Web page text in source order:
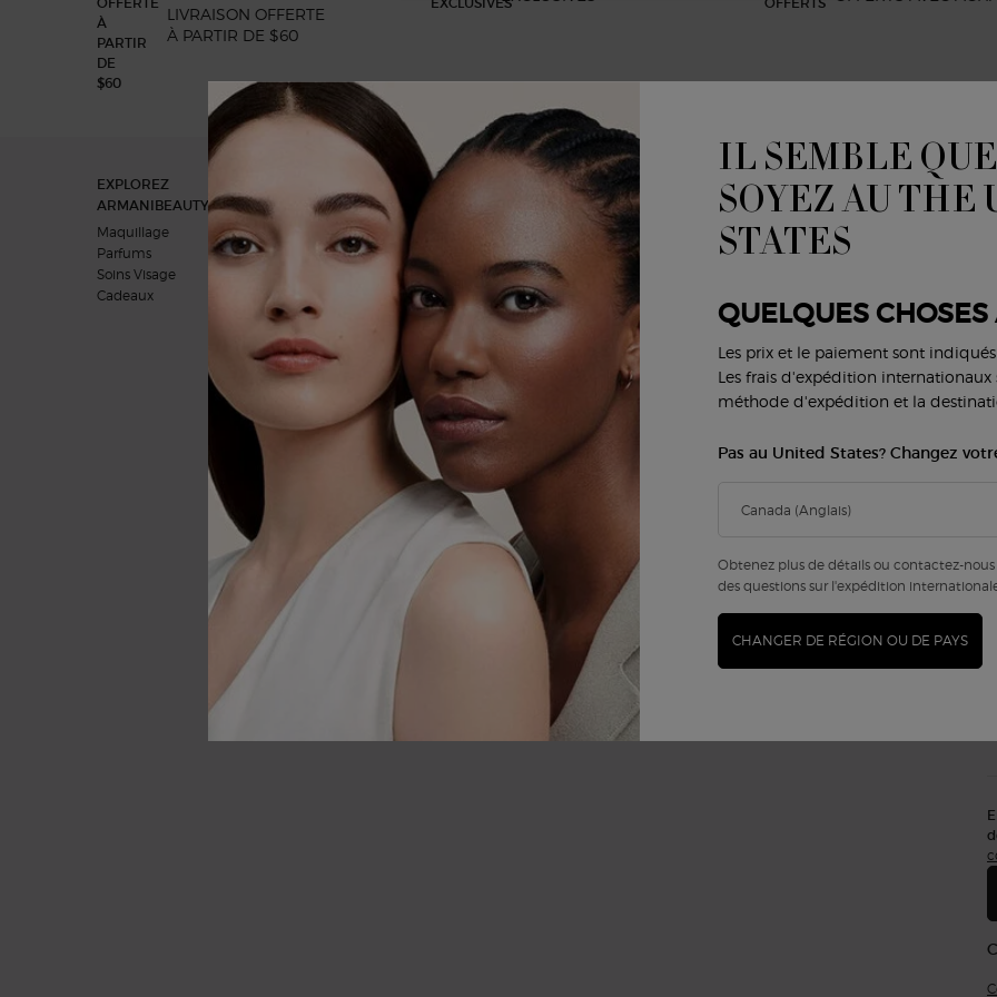
LIVRAISON OFFERTE
À PARTIR DE $60
Footer navigation
EXPLOREZ
ARMANIBEAUTY.CA
Maquillage
Parfums
Soins Visage
Cadeaux
NOS ENGAGEMENTS
Une vision pour l'avenir
Au coeur de nos produits
SERVICES BEAUTÉ
Virtual Try-On
SERVICE CLIENTS
Livraison et retour
FAQs
Statut de la commande
Contactez-nous
IL SEMBLE
SOYEZ AU THE
STATES
QUELQUES CHOSES
Les prix et le paiement sont indiqués
Les frais d'expédition internationaux
méthode d'expédition et la
Pas au United States? Changez
Obtenez plus de détails ou contactez-nous
des questions sur l'expédition
CHANGER DE RÉGION OU DE PAYS